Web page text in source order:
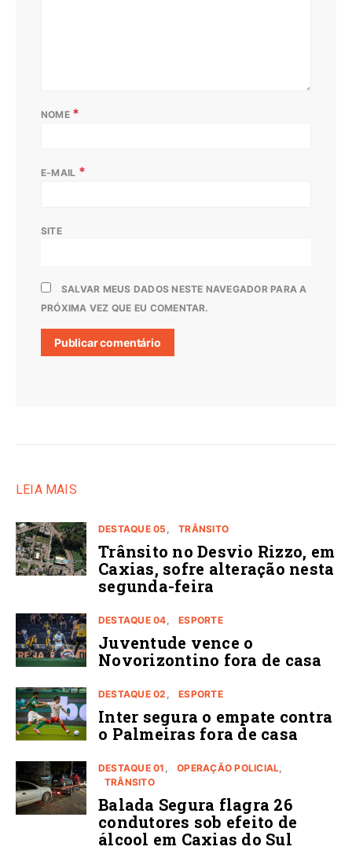
NOME *
E-MAIL *
SITE
SALVAR MEUS DADOS NESTE NAVEGADOR PARA A
PRÓXIMA VEZ QUE EU COMENTAR.
LEIA MAIS
DESTAQUE 05 TRÂNSITO
Trânsito no Desvio Rizzo, em
Caxias, sofre alteração nesta
segunda-feira
DESTAQUE 04 ESPORTE
Juventude vence o
Novorizontino fora de casa
DESTAQUE 02 ESPORTE
Inter segura o empate contra
o Palmeiras fora de casa
DESTAQUE 01
OPERAÇÃO POLICIAL
TRÂNSITO
Balada Segura flagra 26
condutores sob efeito de
álcool em Caxias do Sul